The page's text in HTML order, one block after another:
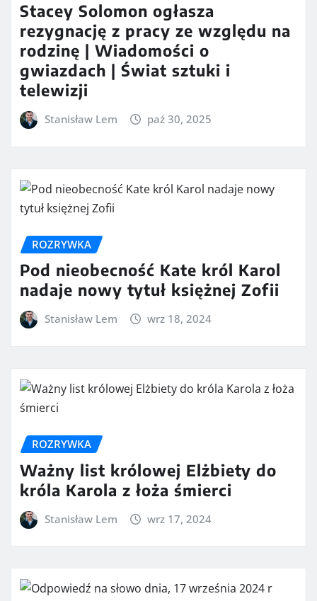
Stacey Solomon ogłasza
rezygnację z pracy ze względu na
rodzinę | Wiadomości o
gwiazdach | Świat sztuki i
telewizji
Stanisław Lem paź 30, 2025
ROZRYWKA
Pod nieobecność Kate król Karol
nadaje nowy tytuł księżnej Zofii
Stanisław Lem wrz 18, 2024
ROZRYWKA
Ważny list królowej Elżbiety do
króla Karola z łoża śmierci
Stanisław Lem wrz 17, 2024